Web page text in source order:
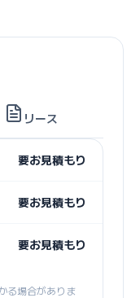
リース
要お見積もり
要お見積もり
要お見積もり
る場合がありま